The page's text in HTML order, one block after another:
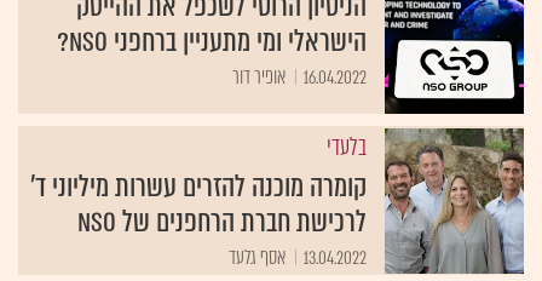
הישראלי ומי מתעניין ברחפני NSO?
16.04.2022 אופיר דור
בלעדי
קומרה מוכנה להזרים עשרות מיליוני ד'
לרכישת חברת הרחפנים של NSO
13.04.2022 אסף גלעד